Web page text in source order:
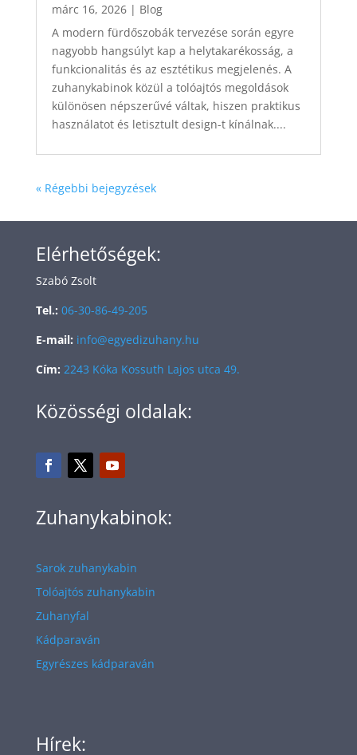
márc 16, 2026| Blog
A modern fürdőszobák tervezése során egyre
nagyobb hangsúlyt kap a helytakarékosság, a
funkcionalitás és az esztétikus megjelenés. A
zuhanykabinok közül a tolóajtós megoldások
különösen népszerűvé váltak, hiszen praktikus
használatot és letisztult design-t kínálnak....
« Régebbi bejegyzések
Elérhetőségek:
Szabó Zsolt
Tel.: 06-30-86-49-205
E-mail: info@egyedizuhany.hu
Cím: 2243 Kóka Kossuth Lajos utca 49.
Közösségi oldalak:
Zuhanykabinok:
Sarok zuhanykabin
Tolóajtós zuhanykabin
Zuhanyfal
Kádparaván
Egyrészes kádparaván
Hírek: